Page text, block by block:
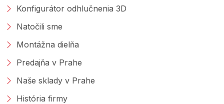
Konfigurátor odhlučnenia 3D
Natočili sme
Montážna dielňa
Predajňa v Prahe
Naše sklady v Prahe
História firmy